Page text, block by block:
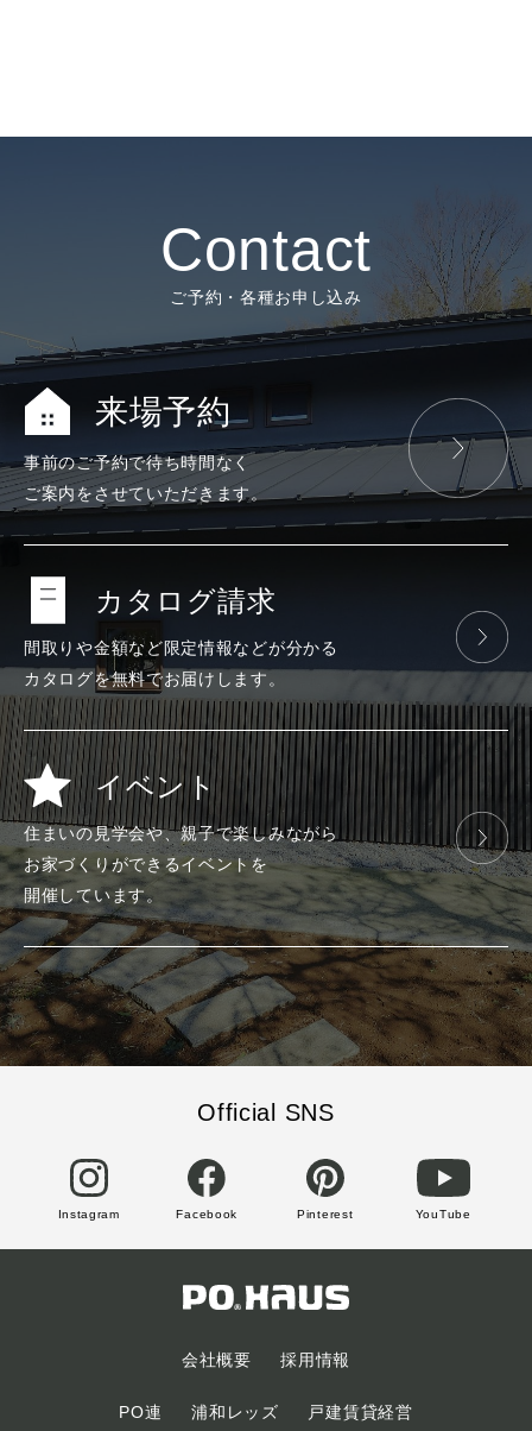
Contact
ご予約・各種お申し込み
来場予約
事前のご予約で待ち時間なく
ご案内をさせていただきます。
カタログ請求
間取りや金額など限定情報などが分かる
カタログを無料でお届けします。
イベント
住まいの見学会や、親子で楽しみながら
お家づくりができるイベントを
開催しています。
Official SNS
Instagram Facebook Pinterest YouTube
会社概要 採用情報
PO連 浦和レッズ 戸建賃貸経営